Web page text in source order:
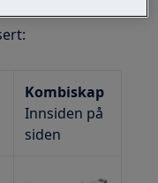
Kombiskap
Innsiden på
siden